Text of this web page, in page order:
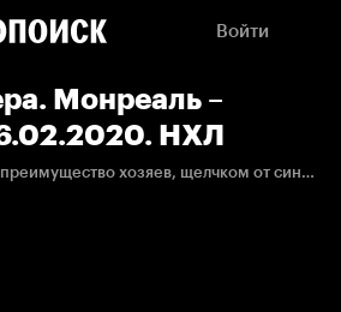
Войти
Монреаль –
НХЛ
Ши Уэбер увеличивает преимущество хозяев, щелчком от синей линии забрасывая 15-ю шайбу в сезоне